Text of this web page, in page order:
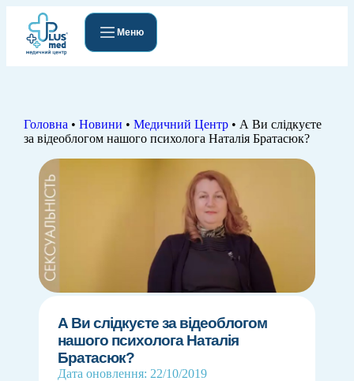
Меню
Головна • Новини • Медичний Центр• А Ви слідкуєте
за відеоблогом нашого психолога Наталія Братасюк?
А Ви слідкуєте за відеоблогом
нашого психолога Наталія
Братасюк?
Дата оновлення: 22/10/2019